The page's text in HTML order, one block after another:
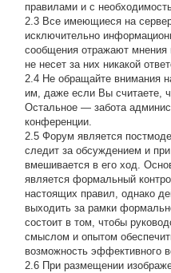
правилами и с
2.3 Все имеющиеся на
исключительно
сообщения отражают мнения
не несет за них никакой
2.4 Не обращайте внимания
им, даже если Вы считаете,
Остальное — забота
конференции.
2.5 Форум является
следит за обсуждением и
вмешивается в его ход.
является формальный
настоящих правил, однако
выходить за рамки
состоит в том, чтобы
смыслом и опытом
возможность эффективного
2.6 При размещении